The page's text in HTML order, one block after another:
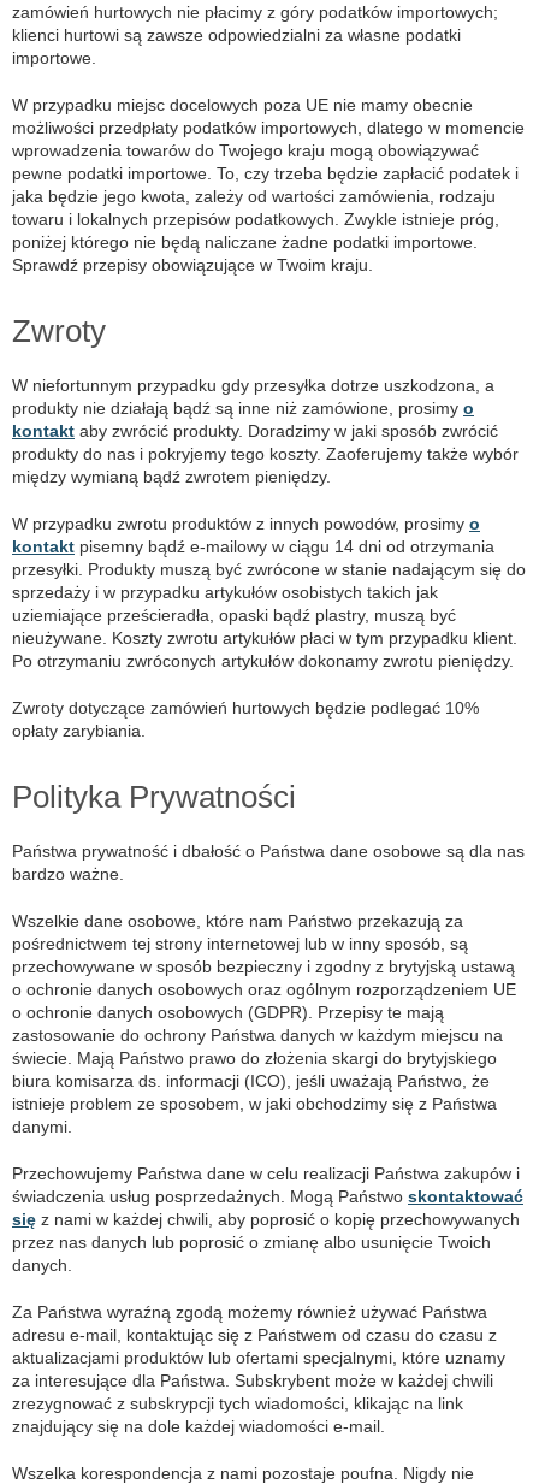
zamówień hurtowych nie płacimy z góry podatków importowych;
klienci hurtowi są zawsze odpowiedzialni za własne podatki
importowe.
W przypadku miejsc docelowych poza UE nie mamy obecnie
możliwości przedpłaty podatków importowych, dlatego w momencie
wprowadzenia towarów do Twojego kraju mogą obowiązywać
pewne podatki importowe. To, czy trzeba będzie zapłacić podatek i
jaka będzie jego kwota, zależy od wartości zamówienia, rodzaju
towaru i lokalnych przepisów podatkowych. Zwykle istnieje próg,
poniżej którego nie będą naliczane żadne podatki importowe.
Sprawdź przepisy obowiązujące w Twoim kraju.
Zwroty
W niefortunnym przypadku gdy przesyłka dotrze uszkodzona, a
produkty nie działają bądź są inne niż zamówione, prosimy o
kontakt aby zwrócić produkty. Doradzimy w jaki sposób zwrócić
produkty do nas i pokryjemy tego koszty. Zaoferujemy także wybór
między wymianą bądź zwrotem pieniędzy.
W przypadku zwrotu produktów z innych powodów, prosimy o
kontakt pisemny bądź e-mailowy w ciągu 14 dni od otrzymania
przesyłki. Produkty muszą być zwrócone w stanie nadającym się do
sprzedaży i w przypadku artykułów osobistych takich jak
uziemiające prześcieradła, opaski bądź plastry, muszą być
nieużywane. Koszty zwrotu artykułów płaci w tym przypadku klient.
Po otrzymaniu zwróconych artykułów dokonamy zwrotu pieniędzy.
Zwroty dotyczące zamówień hurtowych będzie podlegać 10%
opłaty zarybiania.
Polityka Prywatności
Państwa prywatność i dbałość o Państwa dane osobowe są dla nas
bardzo ważne.
Wszelkie dane osobowe, które nam Państwo przekazują za
pośrednictwem tej strony internetowej lub w inny sposób, są
przechowywane w sposób bezpieczny i zgodny z brytyjską ustawą
o ochronie danych osobowych oraz ogólnym rozporządzeniem UE
o ochronie danych osobowych (GDPR). Przepisy te mają
zastosowanie do ochrony Państwa danych w każdym miejscu na
świecie. Mają Państwo prawo do złożenia skargi do brytyjskiego
biura komisarza ds. informacji (ICO), jeśli uważają Państwo, że
istnieje problem ze sposobem, w jaki obchodzimy się z Państwa
danymi.
Przechowujemy Państwa dane w celu realizacji Państwa zakupów i
świadczenia usług posprzedażnych. Mogą Państwo skontaktować
się z nami w każdej chwili, aby poprosić o kopię przechowywanych
przez nas danych lub poprosić o zmianę albo usunięcie Twoich
danych.
Za Państwa wyraźną zgodą możemy również używać Państwa
adresu e-mail, kontaktując się z Państwem od czasu do czasu z
aktualizacjami produktów lub ofertami specjalnymi, które uznamy
za interesujące dla Państwa. Subskrybent może w każdej chwili
zrezygnować z subskrypcji tych wiadomości, klikając na link
znajdujący się na dole każdej wiadomości e-mail.
Wszelka korespondencja z nami pozostaje poufna. Nigdy nie